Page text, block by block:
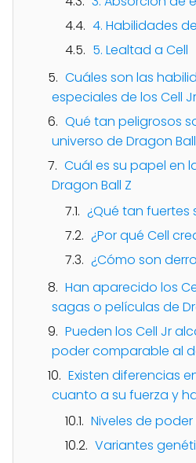
4. Habilidades
5. Lealtad a Cell
Cuáles son las
especiales de los Cell Jr
Qué tan peligrosos
universo de Dragon Ball
Cuál es su papel en
Dragon Ball Z
¿Qué tan fuertes
¿Por qué Cell
¿Cómo son
Han aparecido los
sagas o películas de
Pueden los Cell Jr
poder comparable al
Existen diferencias
cuanto a su fuerza y
Niveles de poder
Variantes